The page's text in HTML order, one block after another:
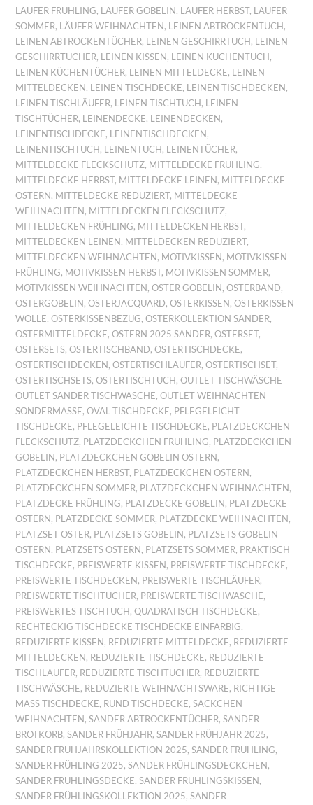
LÄUFER FRÜHLING, LÄUFER GOBELIN, LÄUFER HERBST, LÄUFER
SOMMER, LÄUFER WEIHNACHTEN, LEINEN ABTROCKENTUCH,
LEINEN ABTROCKENTÜCHER, LEINEN GESCHIRRTUCH, LEINEN
GESCHIRRTÜCHER, LEINEN KISSEN, LEINEN KÜCHENTUCH,
LEINEN KÜCHENTÜCHER, LEINEN MITTELDECKE, LEINEN
MITTELDECKEN, LEINEN TISCHDECKE, LEINEN TISCHDECKEN,
LEINEN TISCHLÄUFER, LEINEN TISCHTUCH, LEINEN
TISCHTÜCHER, LEINENDECKE, LEINENDECKEN,
LEINENTISCHDECKE, LEINENTISCHDECKEN,
LEINENTISCHTUCH, LEINENTUCH, LEINENTÜCHER,
MITTELDECKE FLECKSCHUTZ, MITTELDECKE FRÜHLING,
MITTELDECKE HERBST, MITTELDECKE LEINEN, MITTELDECKE
OSTERN, MITTELDECKE REDUZIERT, MITTELDECKE
WEIHNACHTEN, MITTELDECKEN FLECKSCHUTZ,
MITTELDECKEN FRÜHLING, MITTELDECKEN HERBST,
MITTELDECKEN LEINEN, MITTELDECKEN REDUZIERT,
MITTELDECKEN WEIHNACHTEN, MOTIVKISSEN, MOTIVKISSEN
FRÜHLING, MOTIVKISSEN HERBST, MOTIVKISSEN SOMMER,
MOTIVKISSEN WEIHNACHTEN,OSTER GOBELIN,OSTERBAND,
OSTERGOBELIN,OSTERJACQUARD,OSTERKISSEN,OSTERKISSEN
WOLLE,OSTERKISSENBEZUG,OSTERKOLLEKTION SANDER,
OSTERMITTELDECKE,OSTERN 2025 SANDER,OSTERSET,
OSTERSETS,OSTERTISCHBAND,OSTERTISCHDECKE,
OSTERTISCHDECKEN,OSTERTISCHLÄUFER,OSTERTISCHSET,
OSTERTISCHSETS,OSTERTISCHTUCH,OUTLET TISCHWÄSCHE
OUTLET SANDER TISCHWÄSCHE,OUTLET WEIHNACHTEN
SONDERMASSE ,OVAL TISCHDECKE, PFLEGELEICHT
TISCHDECKE, PFLEGELEICHTE TISCHDECKE, PLATZDECKCHEN
FLECKSCHUTZ, PLATZDECKCHEN FRÜHLING, PLATZDECKCHEN
GOBELIN, PLATZDECKCHEN GOBELIN OSTERN,
PLATZDECKCHEN HERBST, PLATZDECKCHEN OSTERN,
PLATZDECKCHEN SOMMER, PLATZDECKCHEN WEIHNACHTEN,
PLATZDECKE FRÜHLING, PLATZDECKE GOBELIN, PLATZDECKE
OSTERN, PLATZDECKE SOMMER, PLATZDECKE WEIHNACHTEN,
PLATZSET OSTER, PLATZSETS GOBELIN, PLATZSETS GOBELIN
OSTERN, PLATZSETS OSTERN, PLATZSETS SOMMER, PRAKTISCH
TISCHDECKE, PREISWERTE KISSEN, PREISWERTE TISCHDECKE,
PREISWERTE TISCHDECKEN, PREISWERTE TISCHLÄUFER,
PREISWERTE TISCHTÜCHER, PREISWERTE TISCHWÄSCHE,
PREISWERTES TISCHTUCH,QUADRATISCH TISCHDECKE,
RECHTECKIG TISCHDECKE TISCHDECKE EINFARBIG,
REDUZIERTE KISSEN, REDUZIERTE MITTELDECKE, REDUZIERTE
MITTELDECKEN, REDUZIERTE TISCHDECKE, REDUZIERTE
TISCHLÄUFER, REDUZIERTE TISCHTÜCHER, REDUZIERTE
TISCHWÄSCHE, REDUZIERTE WEIHNACHTSWARE, RICHTIGE
MASS TISCHDECKE
, RUND TISCHDECKE,SÄCKCHEN
WEIHNACHTEN,SANDER ABTROCKENTÜCHER,SANDER
BROTKORB,SANDER FRÜHJAHR,SANDER FRÜHJAHR 2025,
SANDER FRÜHJAHRSKOLLEKTION 2025,SANDER FRÜHLING,
SANDER FRÜHLING 2025,SANDER FRÜHLINGSDECKCHEN,
SANDER FRÜHLINGSDECKE,SANDER FRÜHLINGSKISSEN,
SANDER FRÜHLINGSKOLLEKTION 2025,SANDER